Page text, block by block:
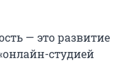
— это развитие
студией